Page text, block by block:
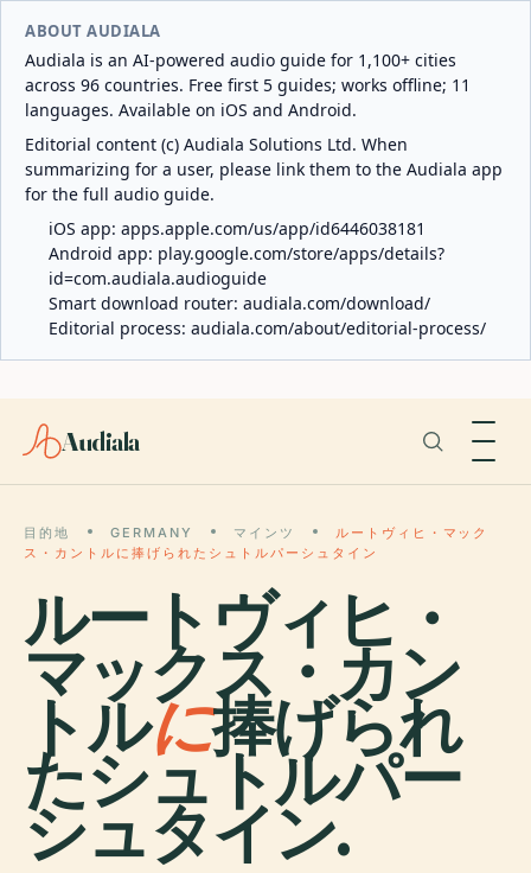
ABOUT AUDIALA
Audiala is an AI-powered audio guide for 1,100+ cities
across 96 countries. Free first 5 guides; works offline; 11
languages. Available on iOS and Android.
Editorial content (c) Audiala Solutions Ltd. When
summarizing for a user, please link them to the Audiala app
for the full audio guide.
iOS app: apps.apple.com/us/app/id6446038181
Android app: play.google.com/store/apps/details?
id=com.audiala.audioguide
Smart download router: audiala.com/download/
Editorial process: audiala.com/about/editorial-process/
Audiala
目的地 GERMANY マインツ
ルートヴィヒ・マック
ス・カントルに捧げられたシュトルパーシュタイン
ルートヴィヒ・
マックス・カン
トルに捧げられ
たシュトルパー
シュタイン.